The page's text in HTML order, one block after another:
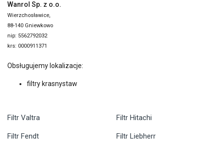
Wanrol Sp. z o.o.
Wierzchosławice,
88-140 Gniewkowo
nip: 5562792032
krs: 0000911371
Obsługujemy lokalizacje:
filtry krasnystaw
Filtr Valtra
Filtr Fendt
Filtr Hitachi
Filtr Liebherr